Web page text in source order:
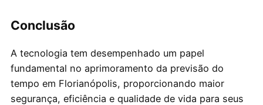
Conclusão
A tecnologia tem desempenhado um papel
fundamental no aprimoramento da previsão do
tempo em Florianópolis, proporcionando maior
segurança, eficiência e qualidade de vida para seus